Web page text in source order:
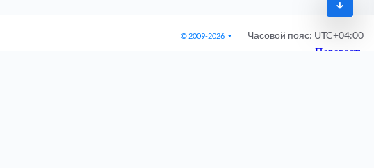
© 2009-2026 Часовой пояс: UTC+04:00